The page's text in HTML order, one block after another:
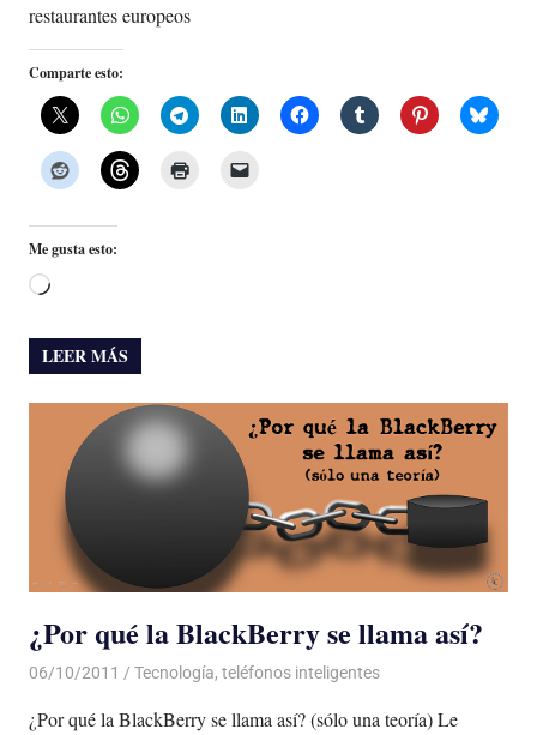
restaurantes europeos
Comparte esto:
Me gusta esto:
Cargando...
LEER MÁS
¿Por qué la BlackBerry se llama así?
06/10/2011 Luis Castellanos
Tecnología, teléfonos inteligentes
¿Por qué la BlackBerry se llama así? (sólo una teoría) Le